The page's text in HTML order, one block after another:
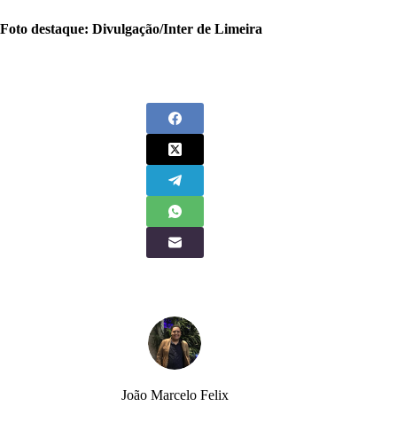
Foto destaque: Divulgação/Inter de Limeira
João Marcelo Felix